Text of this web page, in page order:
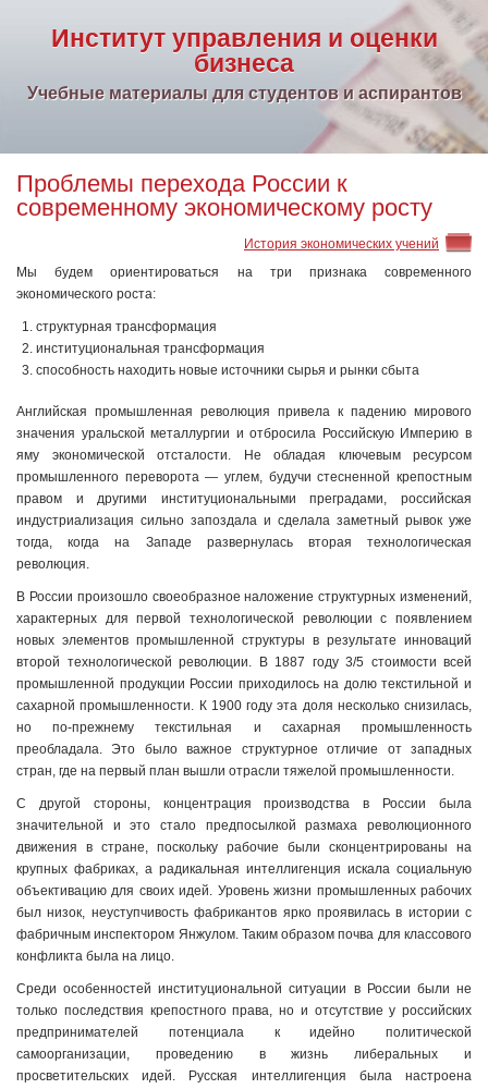
Институт управления и оценки
бизнеса
Учебные материалы для студентов и аспирантов
Проблемы перехода России к
современному экономическому росту
История экономических учений
Мы будем ориентироваться на три признака современного
экономического роста:
структурная трансформация
институциональная трансформация
способность находить новые источники сырья и рынки сбыта
Английская промышленная революция привела к падению мирового
значения уральской металлургии и отбросила Российскую Империю в
яму экономической отсталости. Не обладая ключевым ресурсом
промышленного переворота — углем, будучи стесненной крепостным
правом и другими институциональными преградами, российская
индустриализация сильно запоздала и сделала заметный рывок уже
тогда, когда на Западе развернулась вторая технологическая
революция.
В России произошло своеобразное наложение структурных изменений,
характерных для первой технологической революции с появлением
новых элементов промышленной структуры в результате инноваций
второй технологической революции. В 1887 году 3/5 стоимости всей
промышленной продукции России приходилось на долю текстильной и
сахарной промышленности. К 1900 году эта доля несколько снизилась,
но по-прежнему текстильная и сахарная промышленность
преобладала. Это было важное структурное отличие от западных
стран, где на первый план вышли отрасли тяжелой промышленности.
С другой стороны, концентрация производства в России была
значительной и это стало предпосылкой размаха революционного
движения в стране, поскольку рабочие были сконцентрированы на
крупных фабриках, а радикальная интеллигенция искала социальную
объективацию для своих идей. Уровень жизни промышленных рабочих
был низок, неуступчивость фабрикантов ярко проявилась в истории с
фабричным инспектором Янжулом. Таким образом почва для классового
конфликта была на лицо.
Среди особенностей институциональной ситуации в России были не
только последствия крепостного права, но и отсутствие у российских
предпринимателей потенциала к идейно политической
самоорганизации, проведению в жизнь либеральных и
просветительских идей. Русская интеллигенция была настроена